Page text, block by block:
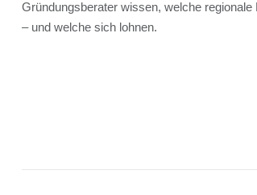
Gründungsberater wissen, welche
– und welche sich lohnen.